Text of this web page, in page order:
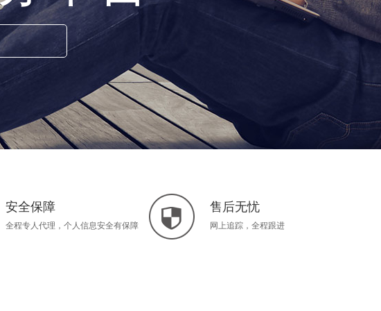
立即咨询
安全保障
全程专人代理，个人信息安全有保障
售后无忧
网上追踪，全程跟进